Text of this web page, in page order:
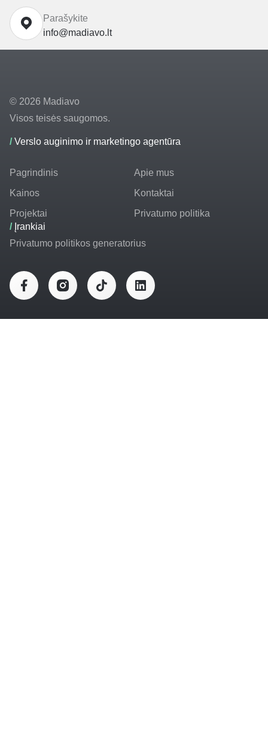
Parašykite
info@madiavo.lt
© 2026 Madiavo
Visos teisės saugomos.
/Verslo auginimo ir marketingo agentūra
Pagrindinis
Kainos
Projektai
Apie mus
Kontaktai
Privatumo politika
/Įrankiai
Privatumo politikos generatorius